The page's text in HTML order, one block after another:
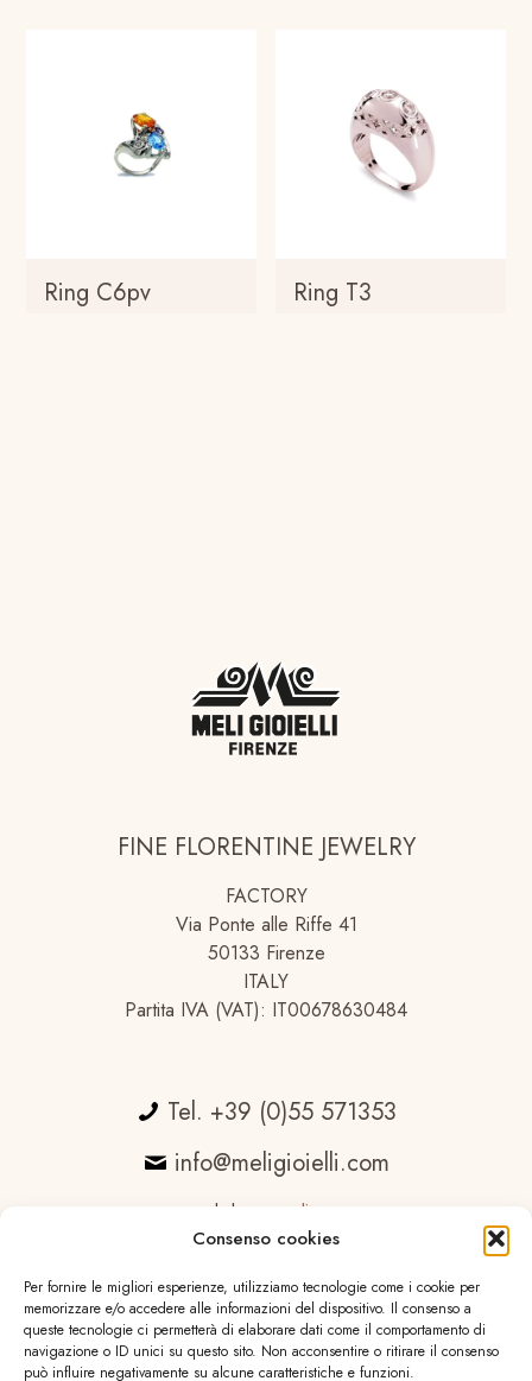
Consenso cookies
Per fornire le migliori esperienze, utilizziamo tecnologie come i cookie per
memorizzare e/o accedere alle informazioni del dispositivo. Il consenso a
queste tecnologie ci permetterà di elaborare dati come il comportamento di
navigazione o ID unici su questo sito. Non acconsentire o ritirare il consenso
può influire negativamente su alcune caratteristiche e funzioni.
Ring C6pv Ring T3
FINE FLORENTINE JEWELRY
FACTORY
Via Ponte alle Riffe 41
50133 Firenze
ITALY
Partita IVA (VAT): IT00678630484
Tel. +39 (0)55 571353
info@meligioielli.com
web by essedicom